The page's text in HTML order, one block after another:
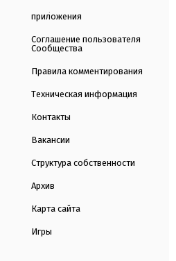
приложения
Соглашение пользователя
Сообщества
Правила комментирования
Техническая информация
Контакты
Вакансии
Структура собственности
Архив
Карта сайта
Игры